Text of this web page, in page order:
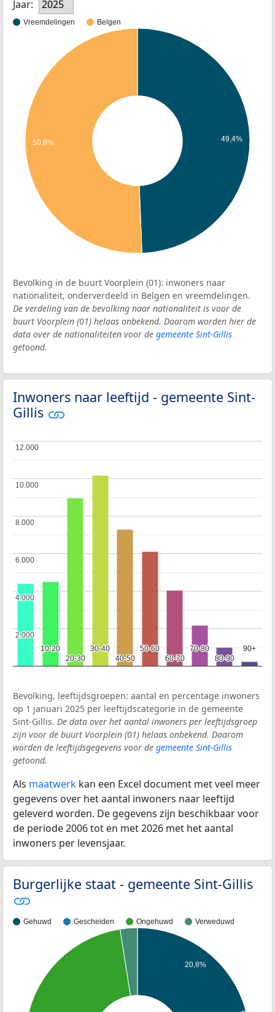
Jaar: 2025
Vreemdelingen Belgen
49,4%
50,6%
Bevolking in de buurt Voorplein (01): inwoners naar
nationaliteit, onderverdeeld in Belgen en vreemdelingen.
De verdeling van de bevolking naar nationaliteit is voor de
buurt Voorplein (01) helaas onbekend. Daarom worden hier de
data over de nationaliteiten voor de gemeente Sint-Gillis
getoond.
Inwoners naar leeftijd - gemeente Sint-
Gillis
10-20
10-20
20-30
20-30
30-40
30-40
40-50
40-50
50-60
50-60
60-70
60-70
70-80
70-80
80-90
80-90
90+
90+
2.000
2.000
4.000
4.000
6.000
6.000
8.000
8.000
10.000
10.000
12.000
12.000
Bevolking, leeftijdsgroepen: aantal en percentage inwoners
op 1 januari 2025 per leeftijdscategorie in de gemeente
Sint-Gillis. De data over het aantal inwoners per leeftijdsgroep
zijn voor de buurt Voorplein (01) helaas onbekend. Daarom
worden de leeftijdsgegevens voor de gemeente Sint-Gillis
getoond.
Als maatwerk kan een Excel document met veel meer
gegevens over het aantal inwoners naar leeftijd
geleverd worden. De gegevens zijn beschikbaar voor
de periode 2006 tot en met 2026 met het aantal
inwoners per levensjaar.
Burgerlijke staat - gemeente Sint-Gillis
Gehuwd Gescheiden Ongehuwd Verweduwd
20,8%